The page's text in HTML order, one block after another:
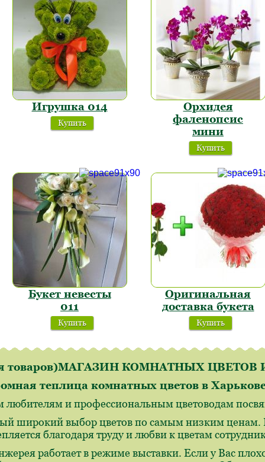
Игрушка 014
Купить
Орхидея
фаленопсис
мини
Купить
Букет невесты
011
Купить
Оригинальная
доставка букета
Купить
товаров)МАГАЗИН КОМНАТНЫХ
теплица комнатных цветов в
любителям и профессиональным цветоводам
широкий выбор цветов по самым низким ценам.
благодаря труду и любви к цветам
работает в режиме выставки. Если у Вас